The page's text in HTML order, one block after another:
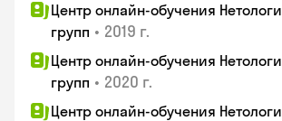
Центр онлайн-обучения
групп • 2019 г.
Центр онлайн-обучения
групп • 2020 г.
Центр онлайн-обучения